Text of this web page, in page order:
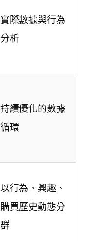
實際數據與行為
分析
持續優化的數據
循環
以行為、興趣、
購買歷史動態分
群